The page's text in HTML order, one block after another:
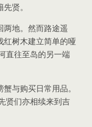
贤。
两地。然而路途遥
红树木建立简单的哑
直往至岛的另一端
与购买日常用品。
贤们亦相续来到吉